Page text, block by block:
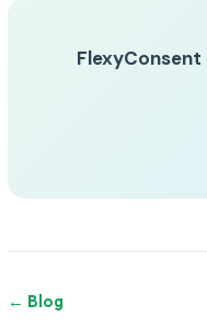
FlexyConsent
← Blog